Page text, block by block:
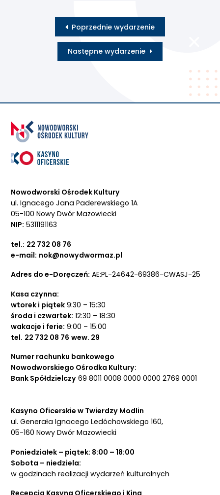
Poprzednie wydarzenie
Następne wydarzenie
Nowodworski Ośrodek Kultury
ul. Ignacego Jana Paderewskiego 1A
05-100 Nowy Dwór Mazowiecki
NIP: 5311191163
tel.: 22 732 08 76
e-mail: nok@nowydwormaz.pl
Adres do e-Doręczeń: AE:PL-24642-69386-CWASJ-25
Kasa czynna:
wtorek i piątek9:30 – 15:30
środa i czwartek: 12:30 – 18:30
wakacje i ferie: 9:00 – 15:00
tel. 22 732 08 76 wew. 29
Numer rachunku bankowego
Nowodworskiego Ośrodka Kultury:
Bank Spółdzielczy69 8011 0008 0000 0000 2769 0001
Kasyno Oficerskie w Twierdzy Modlin
ul. Generała Ignacego Ledóchowskiego 160,
05-160 Nowy Dwór Mazowiecki
Poniedziałek – piątek: 8:00 – 18:00
Sobota – niedziela:
w godzinach realizacji wydarzeń kulturalnych